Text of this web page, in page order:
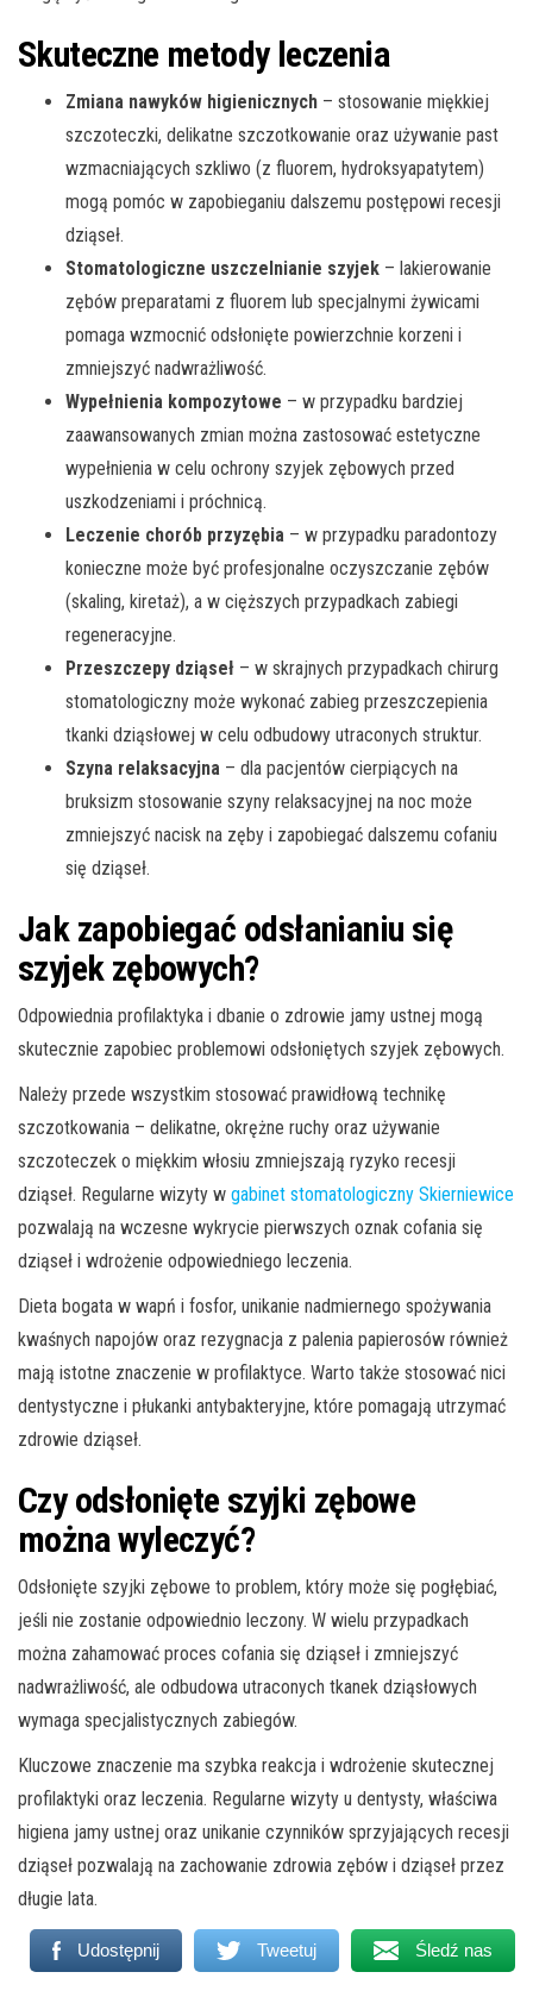
Skuteczne metody leczenia
Zmiana nawyków higienicznych – stosowanie miękkiej
szczoteczki, delikatne szczotkowanie oraz używanie past
wzmacniających szkliwo (z fluorem, hydroksyapatytem)
mogą pomóc w zapobieganiu dalszemu postępowi recesji
dziąseł.
Stomatologiczne uszczelnianie szyjek – lakierowanie
zębów preparatami z fluorem lub specjalnymi żywicami
pomaga wzmocnić odsłonięte powierzchnie korzeni i
zmniejszyć nadwrażliwość.
Wypełnienia kompozytowe – w przypadku bardziej
zaawansowanych zmian można zastosować estetyczne
wypełnienia w celu ochrony szyjek zębowych przed
uszkodzeniami i próchnicą.
Leczenie chorób przyzębia – w przypadku paradontozy
konieczne może być profesjonalne oczyszczanie zębów
(skaling, kiretaż), a w cięższych przypadkach zabiegi
regeneracyjne.
Przeszczepy dziąseł – w skrajnych przypadkach chirurg
stomatologiczny może wykonać zabieg przeszczepienia
tkanki dziąsłowej w celu odbudowy utraconych struktur.
Szyna relaksacyjna – dla pacjentów cierpiących na
bruksizm stosowanie szyny relaksacyjnej na noc może
zmniejszyć nacisk na zęby i zapobiegać dalszemu cofaniu
się dziąseł.
Jak zapobiegać odsłanianiu się
szyjek zębowych?
Odpowiednia profilaktyka i dbanie o zdrowie jamy ustnej mogą
skutecznie zapobiec problemowi odsłoniętych szyjek zębowych.
Należy przede wszystkim stosować prawidłową technikę
szczotkowania – delikatne, okrężne ruchy oraz używanie
szczoteczek o miękkim włosiu zmniejszają ryzyko recesji
dziąseł. Regularne wizyty w gabinet stomatologiczny Skierniewice
pozwalają na wczesne wykrycie pierwszych oznak cofania się
dziąseł i wdrożenie odpowiedniego leczenia.
Dieta bogata w wapń i fosfor, unikanie nadmiernego spożywania
kwaśnych napojów oraz rezygnacja z palenia papierosów również
mają istotne znaczenie w profilaktyce. Warto także stosować nici
dentystyczne i płukanki antybakteryjne, które pomagają utrzymać
zdrowie dziąseł.
Czy odsłonięte szyjki zębowe
można wyleczyć?
Odsłonięte szyjki zębowe to problem, który może się pogłębiać,
jeśli nie zostanie odpowiednio leczony. W wielu przypadkach
można zahamować proces cofania się dziąseł i zmniejszyć
nadwrażliwość, ale odbudowa utraconych tkanek dziąsłowych
wymaga specjalistycznych zabiegów.
Kluczowe znaczenie ma szybka reakcja i wdrożenie skutecznej
profilaktyki oraz leczenia. Regularne wizyty u dentysty, właściwa
higiena jamy ustnej oraz unikanie czynników sprzyjających recesji
dziąseł pozwalają na zachowanie zdrowia zębów i dziąseł przez
długie lata.
Udostępnij Tweetuj Śledź nas